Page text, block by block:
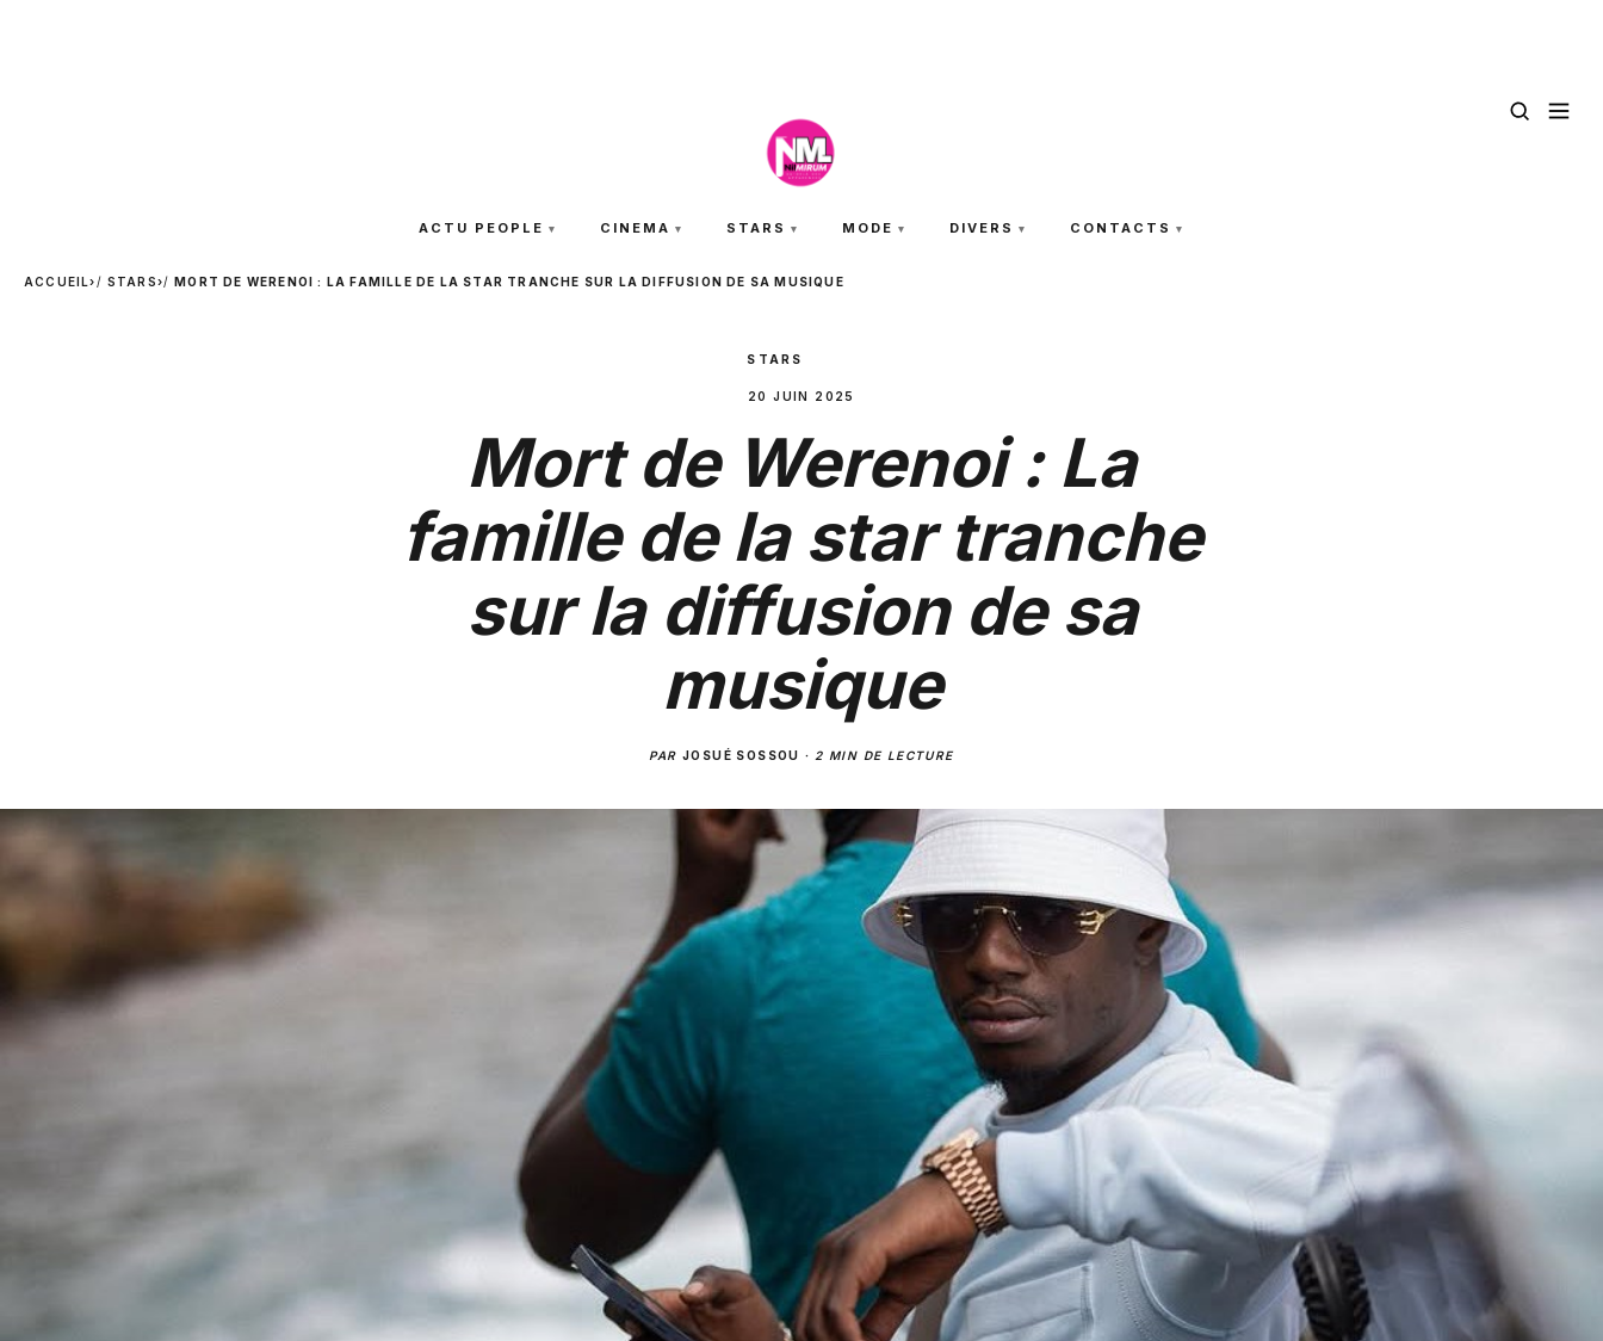
ACTU PEOPLE CINEMA STARS MODE DIVERS CONTACTS
ACCUEIL› STARS› MORT DE WERENOI : LA FAMILLE DE LA STAR TRANCHE SUR LA DIFFUSION DE SA MUSIQUE
STARS
20 JUIN 2025
Mort de Werenoi : La
famille de la star tranche
sur la diffusion de sa
musique
PARJOSUÉ SOSSOU · 2 MIN DE LECTURE